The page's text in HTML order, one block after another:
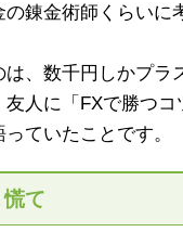
錬金術師くらいに
、数千円しかプラ
人に「FXで勝つコ
ていたことです。
て